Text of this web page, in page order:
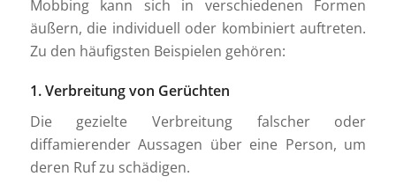
Mobbing kann sich in verschiedenen Formen
äußern, die individuell oder kombiniert auftreten.
Zu den häufigsten Beispielen gehören:
1. Verbreitung von Gerüchten
Die gezielte Verbreitung falscher oder
diffamierender Aussagen über eine Person, um
deren Ruf zu schädigen.